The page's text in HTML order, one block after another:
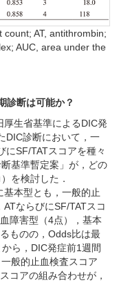
count; AT, antithrombin;
AUC, area under the
診断は可能か？
生省基準によるDIC発
DIC診断において，一
にSF/TATスコアを種々
基準暫定案」が，どの
を検討した．
本型とも，一般的止
ならびにSF/TATスコ
障害型（4点），基本
ものの，Odds比は最
ら，DIC発症前1週間
般的止血検査スコア
コアの組み合わせが，